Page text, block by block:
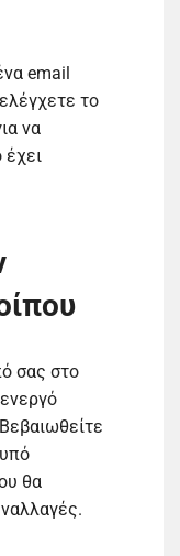
email
το
να
έχει
σας στο
θα